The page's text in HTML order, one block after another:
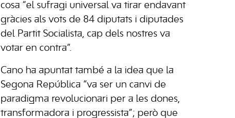
cosa “el sufragi universal va tirar endavant
gràcies als vots de 84 diputats i diputades
del Partit Socialista, cap dels nostres va
votar en contra”.
Cano ha apuntat també a la idea que la
Segona República “va ser un canvi de
paradigma revolucionari per a les dones,
transformadora i progressista”; però que